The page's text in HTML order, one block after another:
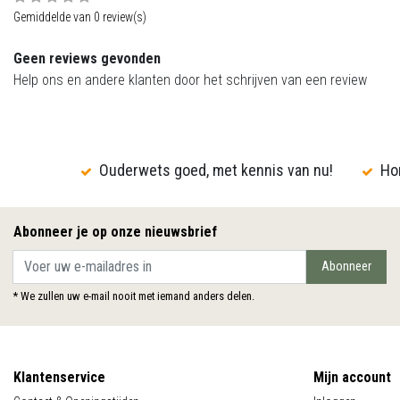
Gemiddelde van 0 review(s)
Geen reviews gevonden
Help ons en andere klanten door het schrijven van een review
Ouderwets goed, met kennis van nu!
Abonneer je op onze nieuwsbrief
Abonneer
* We zullen uw e-mail nooit met iemand anders delen.
Klantenservice Mijn account